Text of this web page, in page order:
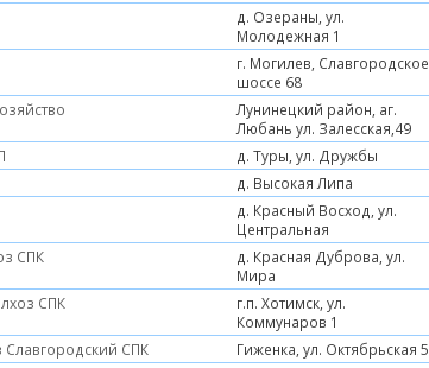
д. Озераны, ул.
Молодежная 1
г. Могилев, Славгородское
шоссе 68
Лунинецкий район, аг.
Любань ул. Залесская,49
д. Туры, ул. Дружбы
д. Высокая Липа
д. Красный Восход, ул.
Центральная
СПК
д. Красная Дуброва, ул.
Мира
СПК
г.п. Хотимск, ул.
Коммунаров 1
Славгородский СПК Гиженка, ул. Октябрьская 5